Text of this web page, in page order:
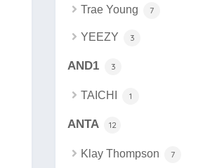
Trae Young 7
YEEZY 3
AND1 3
TAICHI 1
ANTA 12
Klay Thompson 7